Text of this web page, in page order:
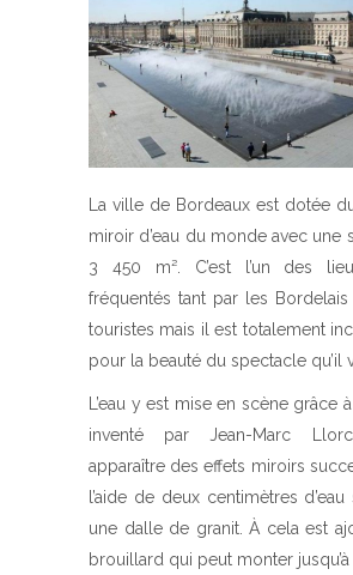
La ville de Bordeaux est dotée
miroir d’eau du monde avec une
3 450 m². C’est l’un des
fréquentés tant par les
touristes mais il est totalement
pour la beauté du spectacle qu’il
L’eau y est mise en scène grâce
inventé par Jean-Marc
apparaître des effets miroirs
l’aide de deux centimètres
une dalle de granit. À cela est
brouillard qui peut monter jusqu’à